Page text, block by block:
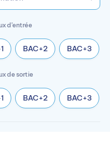
d’entrée
BAC+2 BAC+3
de sortie
BAC+2 BAC+3